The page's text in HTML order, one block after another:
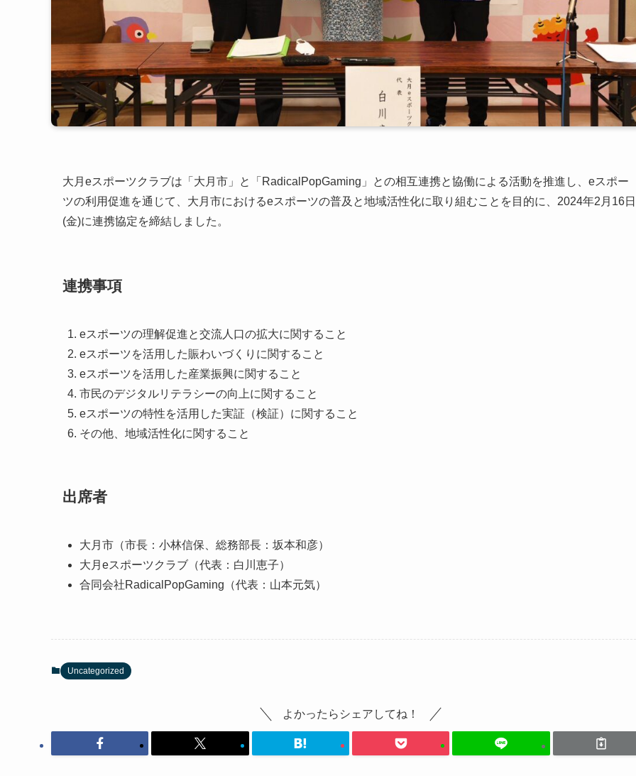
大月eスポーツクラブは「大月市」と「RadicalPopGaming」との相互連携と協働による活動を推進し、eスポー
ツの利用促進を通じて、大月市におけるeスポーツの普及と地域活性化に取り組むことを目的に、2024年2月16日
(金)に連携協定を締結しました。
連携事項
eスポーツの理解促進と交流人口の拡大に関すること
eスポーツを活用した賑わいづくりに関すること
eスポーツを活用した産業振興に関すること
市民のデジタルリテラシーの向上に関すること
eスポーツの特性を活用した実証（検証）に関すること
その他、地域活性化に関すること
出席者
大月市（市長：小林信保、総務部長：坂本和彦）
大月eスポーツクラブ（代表：白川恵子）
合同会社RadicalPopGaming（代表：山本元気）
Uncategorized
よかったらシェアしてね！